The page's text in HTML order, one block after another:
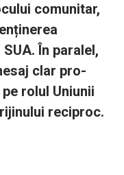
comunitar,
În paralel,
clar pro-
rolul Uniunii
reciproc.